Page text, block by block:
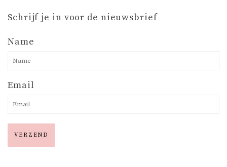
Schrijf je in voor de nieuwsbrief
Name
Email